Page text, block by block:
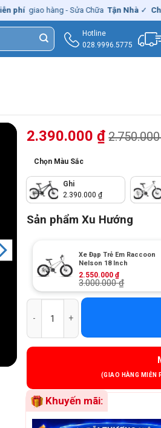
giao hàng - Sửa Chữa Tận Nhà ✓ Chính
Hotline
028.9996.5775
2.390.000₫
Chọn Màu Sắc
Ghi
2.390.000 ₫
Sản phẩm Xu Hướng
+
Xe Đạp Trẻ Em Raccoon
Nelson 18 Inch
2.550.000₫
3.000.000₫
Xe Đạp Địa Hình Trẻ Em Qitong
Khuyến mãi: